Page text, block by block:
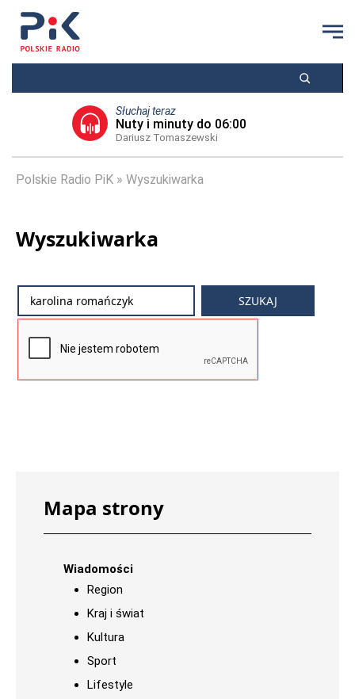
Słuchaj teraz
Nuty i minuty do 06:00
Dariusz Tomaszewski
Polskie Radio PiK Wyszukiwarka
Wyszukiwarka
Mapa strony
Wiadomości
Region
Kraj i świat
Kultura
Sport
Lifestyle